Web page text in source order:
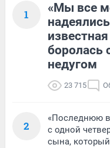
1
«Мы все
боролась
недугом
23 715
2
«Последнюю
с одной
сына,